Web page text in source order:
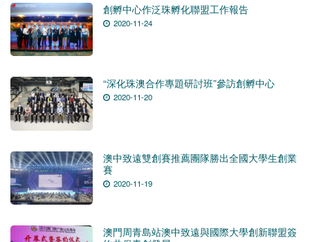
創孵中心作泛珠孵化聯盟工作報告
2020-11-24
“深化珠澳合作專題研討班”參訪創孵中心
2020-11-20
澳中致遠雙創賽推薦團隊勝出全國大學生創業
賽
2020-11-19
澳門周青島站澳中致遠與國際大學創新聯盟簽